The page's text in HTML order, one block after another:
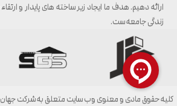
ارائه دهیم. هدف ما ایجاد زیر ساخته های پایدار و
زندگی جامعه ست.
کلیه حقوق مادی و معنوی وب سایت متعلق به شرکت جهان